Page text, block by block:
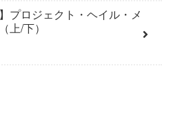
】プロジェクト・ヘイル・メ
上/下）